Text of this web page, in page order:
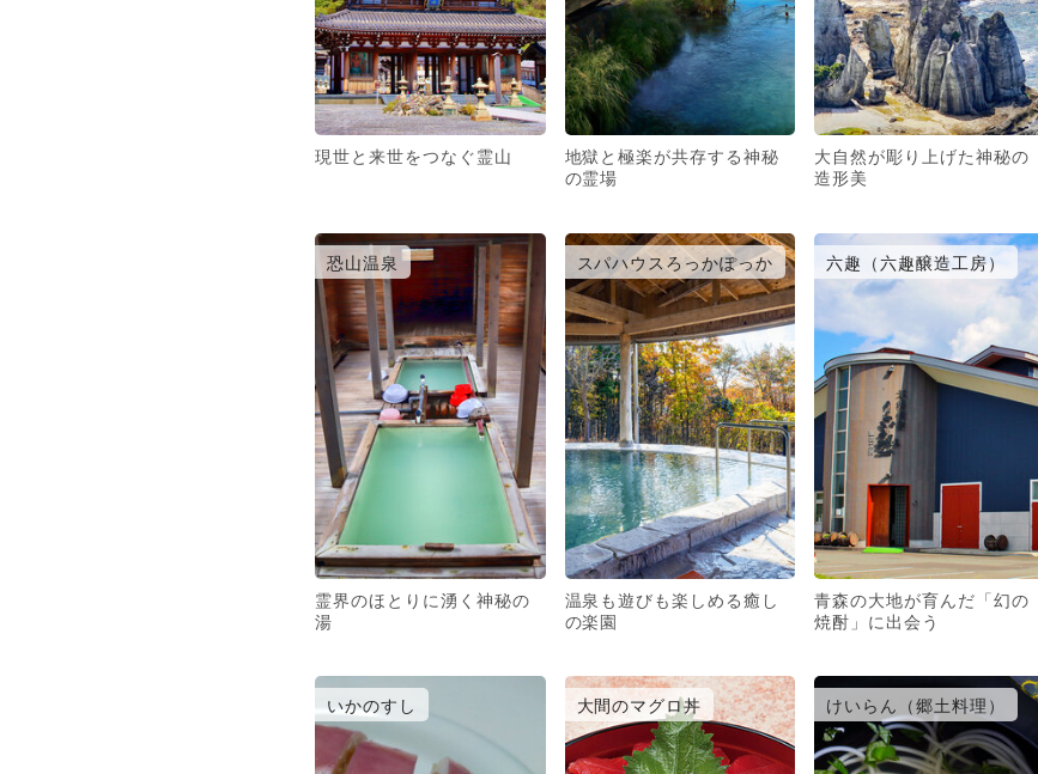
現世と来世をつなぐ霊山
地獄と極楽が共存する神秘
の霊場
大自然が彫り上げた神秘の
造形美
恐山温泉
霊界のほとりに湧く神秘の
湯
スパハウスろっかぽっか
温泉も遊びも楽しめる癒し
の楽園
六趣（六趣醸造工房）
青森の大地が育んだ「幻の
焼酎」に出会う
いかのすし 大間のマグロ丼 けいらん（郷土料理）